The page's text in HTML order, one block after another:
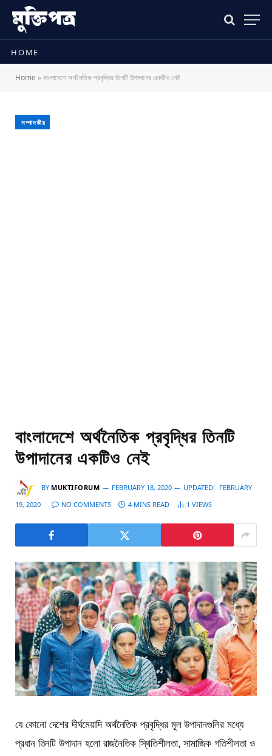
HOME
Home »বাংলাদেশে অর্থনৈতিক প্রবৃদ্ধির তিনটি উপাদানের একটিও নেই
সম্পাদকীয়
বাংলাদেশে অর্থনৈতিক প্রবৃদ্ধির তিনটি
উপাদানের একটিও নেই
BY MUKTIFORUM FEBRUARY 18, 2020 UPDATED: FEBRUARY
19, 2020
NO COMMENTS 4 MINS READ 1 VIEWS
যে কোনো দেশের দীর্ঘমেয়াদি অর্থনৈতিক প্রবৃদ্ধির মূল উপাদানগুলির মধ্যে
প্রধান তিনটি উপাদান হলো রাজনৈতিক স্থিতিশীলতা, সামাজিক গতিশীলতা ও